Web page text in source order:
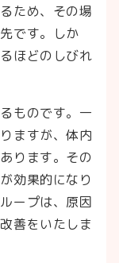
ため、その場
です。しか
ほどのしびれ
ものです。一
ますが、体内
ります。その
効果的になり
ープは、原因
善をいたしま